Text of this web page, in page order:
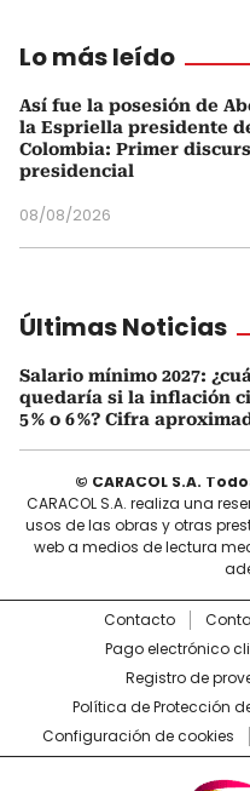
Lo más leído
Así fue la posesión de
la Espriella presidente
Colombia: Primer
presidencial
08/08/2026
Últimas Noticias
Salario mínimo 2027:
quedaría si la inflación
5 % o 6 %? Cifra
© CARACOL S.A.
CARACOL S.A. realiza una
usos de las obras y otras
web a medios de lectura
Contacto
Pago electrónico
Registro de
Política de Protección
Configuración de cookies